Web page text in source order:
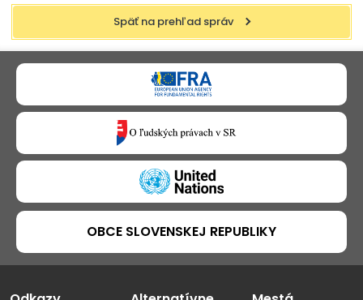
Späť na prehľad správ
OBCE SLOVENSKEJ REPUBLIKY